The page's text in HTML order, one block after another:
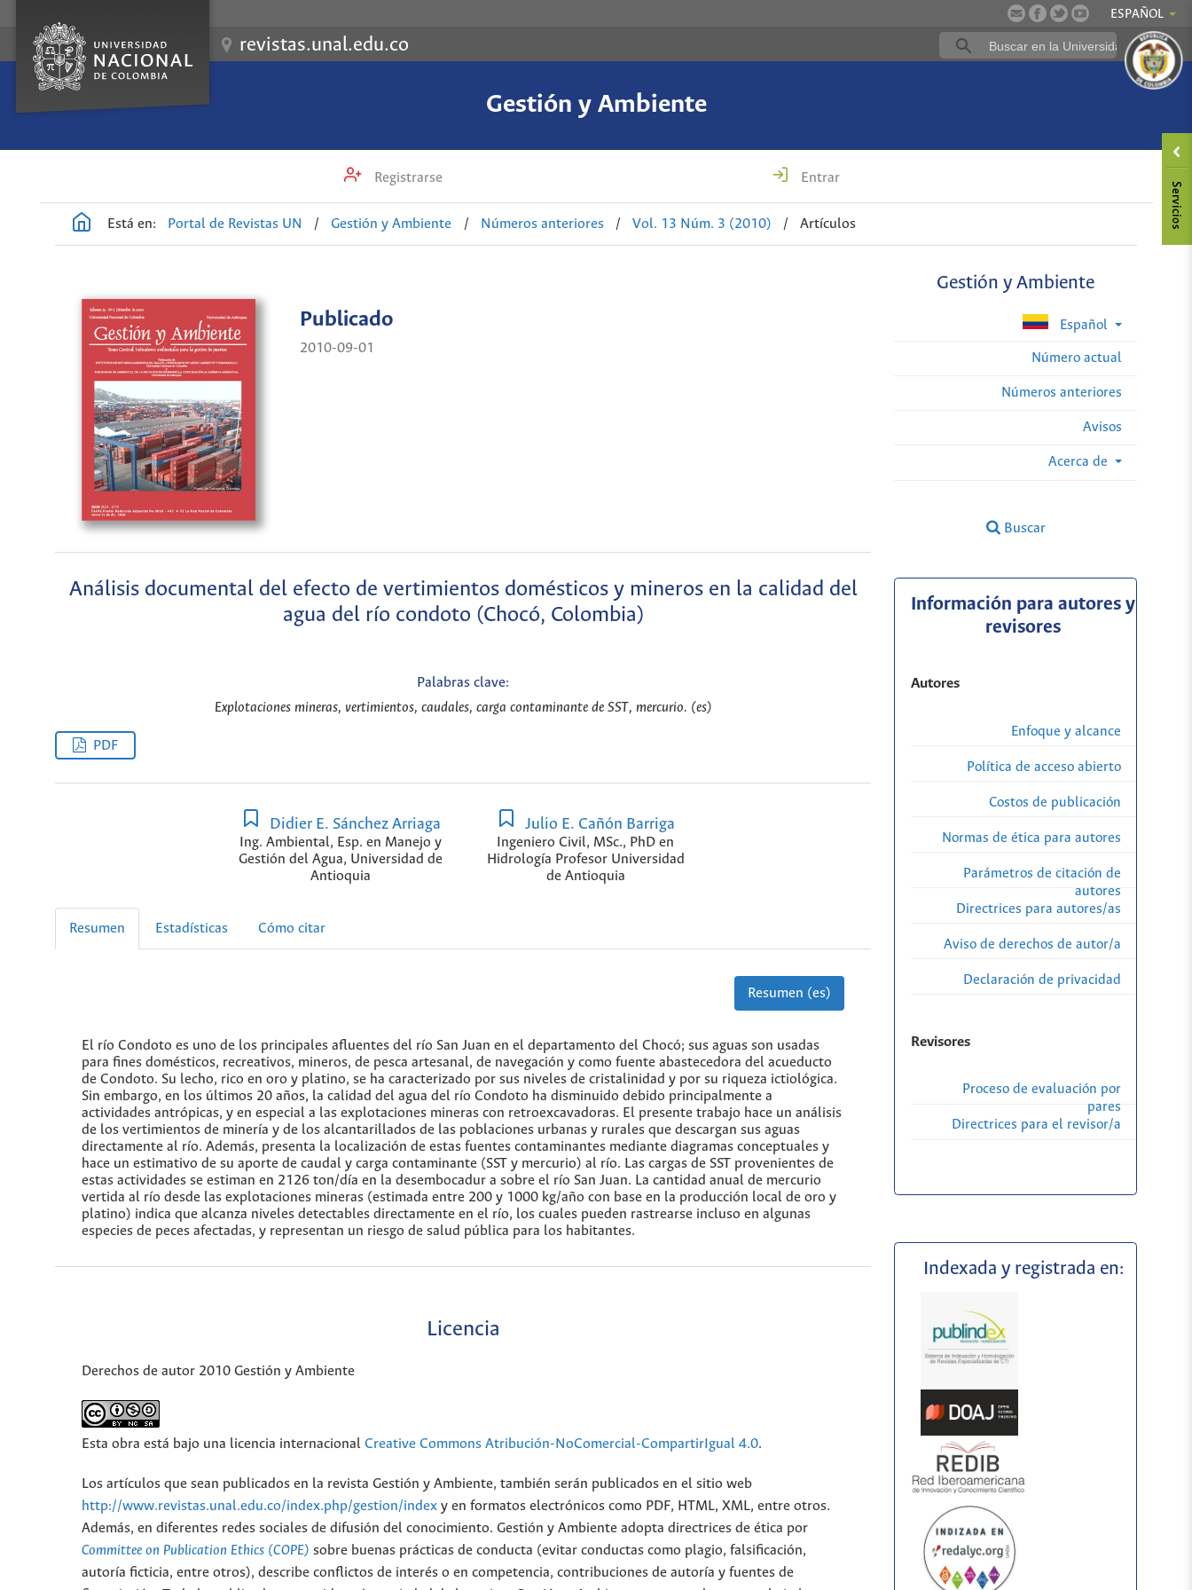
ESPAÑOL
revistas.unal.edu.co
Gestión y Ambiente
Registrarse Entrar
Está en: Portal de Revistas UN / Gestión y Ambiente / Números anteriores / Vol. 13 Núm. 3 (2010) / Artículos
Gestión y Ambiente
Español
Número actual
Números anteriores
Avisos
Acerca de
Buscar
Publicado
2010-09-01
Análisis documental del efecto de vertimientos domésticos y mineros en la calidad del
agua del río condoto (Chocó, Colombia)
Palabras clave:
Explotaciones mineras, vertimientos, caudales, carga contaminante de SST, mercurio. (es)
PDF
Didier E. Sánchez Arriaga
Ing. Ambiental, Esp. en Manejo y
Gestión del Agua, Universidad de
Antioquia
Julio E. Cañón Barriga
Ingeniero Civil, MSc., PhD en
Hidrología Profesor Universidad
de Antioquia
Resumen Estadísticas Cómo citar
Resumen (es)
El río Condoto es uno de los principales afluentes del río San Juan en el departamento del Chocó; sus aguas son usadas
para fines domésticos, recreativos, mineros, de pesca artesanal, de navegación y como fuente abastecedora del acueducto
de Condoto. Su lecho, rico en oro y platino, se ha caracterizado por sus niveles de cristalinidad y por su riqueza ictiológica.
Sin embargo, en los últimos 20 años, la calidad del agua del río Condoto ha disminuido debido principalmente a
actividades antrópicas, y en especial a las explotaciones mineras con retroexcavadoras. El presente trabajo hace un análisis
de los vertimientos de minería y de los alcantarillados de las poblaciones urbanas y rurales que descargan sus aguas
directamente al río. Además, presenta la localización de estas fuentes contaminantes mediante diagramas conceptuales y
hace un estimativo de su aporte de caudal y carga contaminante (SST y mercurio) al río. Las cargas de SST provenientes de
estas actividades se estiman en 2126 ton/día en la desembocadur a sobre el río San Juan. La cantidad anual de mercurio
vertida al río desde las explotaciones mineras (estimada entre 200 y 1000 kg/año con base en la producción local de oro y
platino) indica que alcanza niveles detectables directamente en el río, los cuales pueden rastrearse incluso en algunas
especies de peces afectadas, y representan un riesgo de salud pública para los habitantes.
Licencia
Derechos de autor 2010 Gestión y Ambiente
Esta obra está bajo una licencia internacional Creative Commons Atribución-NoComercial-CompartirIgual 4.0.
Los artículos que sean publicados en la revista Gestión y Ambiente, también serán publicados en el sitio web
http://www.revistas.unal.edu.co/index.php/gestion/index y en formatos electrónicos como PDF, HTML, XML, entre otros.
Además, en diferentes redes sociales de difusión del conocimiento. Gestión y Ambiente adopta directrices de ética por
Committee on Publication Ethics (COPE) sobre buenas prácticas de conducta (evitar conductas como plagio, falsificación,
autoría ficticia, entre otros), describe conflictos de interés o en competencia, contribuciones de autoría y fuentes de
Información para autores y
revisores
Autores
Enfoque y alcance
Política de acceso abierto
Costos de publicación
Normas de ética para autores
Parámetros de citación de
autores
Directrices para autores/as
Aviso de derechos de autor/a
Declaración de privacidad
Revisores
Proceso de evaluación por
pares
Directrices para el revisor/a
Indexada y registrada en: